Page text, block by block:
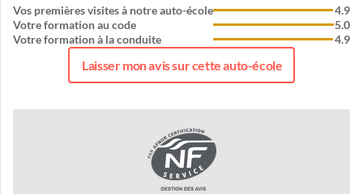
Vos premières visites à notre auto-école
Votre formation au code
Votre formation à la conduite
4.9
5.0
4.9
Laisser mon avis sur cette auto-école